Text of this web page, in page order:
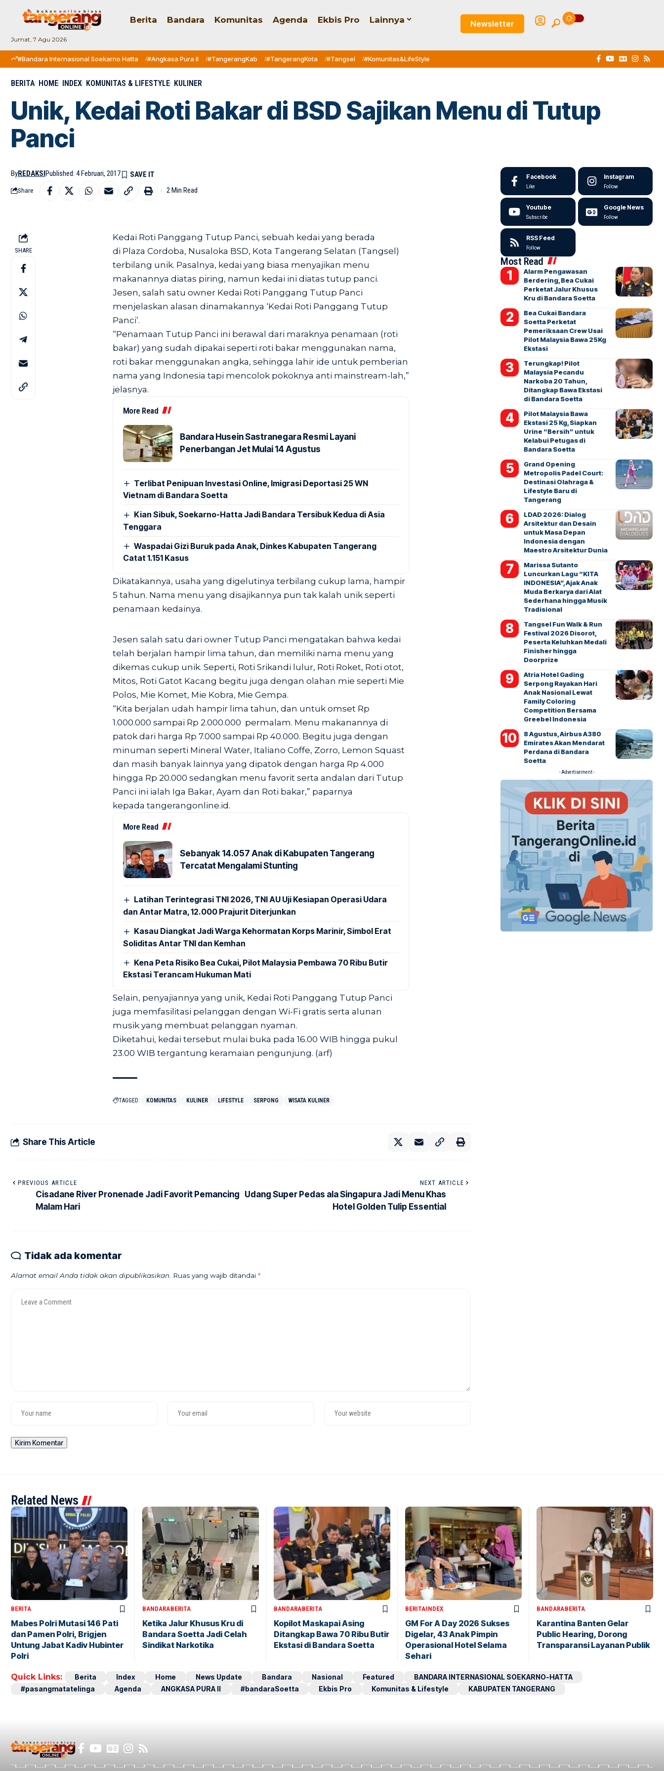
Jumat, 7 Agu 2026
Berita Bandara Komunitas Agenda Ekbis Pro Lainnya Newsletter
#Bandara Internasional Soekarno Hatta #Angkasa Pura II #TangerangKab #TangerangKota #Tangsel #Komunitas&LifeStyle
BERITA HOME INDEX KOMUNITAS & LIFESTYLE KULINER
Unik, Kedai Roti Bakar di BSD Sajikan Menu di Tutup
Panci
ByREDAKSIPublished: 4 Februari, 2017
Share 2 Min Read
SHARE
Kedai Roti Panggang Tutup Panci, sebuah kedai yang berada
di Plaza Cordoba, Nusaloka BSD, Kota Tangerang Selatan (Tangsel)
terbilang unik. Pasalnya, kedai yang biasa menyajikan menu
makanannya diatas piring, namun kedai ini diatas tutup panci.
Jesen, salah satu owner Kedai Roti Panggang Tutup Panci
menjelaskan alasan dinamakannya ‘Kedai Roti Panggang Tutup
Panci’.
“Penamaan Tutup Panci ini berawal dari maraknya penamaan (roti
bakar) yang sudah dipakai seperti roti bakar menggunakan nama,
roti bakar menggunakan angka, sehingga lahir ide untuk pemberian
nama yang Indonesia tapi mencolok pokoknya anti mainstream-lah,”
jelasnya.
More Read
Bandara Husein Sastranegara Resmi Layani
Penerbangan Jet Mulai 14 Agustus
Terlibat Penipuan Investasi Online, Imigrasi Deportasi 25 WN
Vietnam di Bandara Soetta
Kian Sibuk, Soekarno-Hatta Jadi Bandara Tersibuk Kedua di Asia
Tenggara
Waspadai Gizi Buruk pada Anak, Dinkes Kabupaten Tangerang
Catat 1.151 Kasus
Dikatakannya, usaha yang digelutinya terbilang cukup lama, hampir
5 tahun. Nama menu yang disajikannya pun tak kalah unik seperti
penamaan kedainya.
Jesen salah satu dari owner Tutup Panci mengatakan bahwa kedai
telah berjalan hampir lima tahun, dan memiliki nama menu yang
dikemas cukup unik. Seperti, Roti Srikandi lulur, Roti Roket, Roti otot,
Mitos, Roti Gatot Kacang begitu juga dengan olahan mie seperti Mie
Polos, Mie Komet, Mie Kobra, Mie Gempa.
“Kita berjalan udah hampir lima tahun, dan untuk omset Rp
1.000.000 sampai Rp 2.000.000 permalam. Menu makanannya di
patok dari harga Rp 7.000 sampai Rp 40.000. Begitu juga dengan
minuman seperti Mineral Water, Italiano Coffe, Zorro, Lemon Squast
dan masih banyak lainnya yang dipatok dengan harga Rp 4.000
hingga Rp 20.000 sedangkan menu favorit serta andalan dari Tutup
Panci ini ialah Iga Bakar, Ayam dan Roti bakar,” paparnya
kepada tangerangonline.id .
More Read
Sebanyak 14.057 Anak di Kabupaten Tangerang
Tercatat Mengalami Stunting
Latihan Terintegrasi TNI 2026, TNI AU Uji Kesiapan Operasi Udara
dan Antar Matra, 12.000 Prajurit Diterjunkan
Kasau Diangkat Jadi Warga Kehormatan Korps Marinir, Simbol Erat
Soliditas Antar TNI dan Kemhan
Kena Peta Risiko Bea Cukai, Pilot Malaysia Pembawa 70 Ribu Butir
Ekstasi Terancam Hukuman Mati
Selain, penyajiannya yang unik, Kedai Roti Panggang Tutup Panci
juga memfasilitasi pelanggan dengan Wi-Fi gratis serta alunan
musik yang membuat pelanggan nyaman.
Diketahui, kedai tersebut mulai buka pada 16.00 WIB hingga pukul
23.00 WIB tergantung keramaian pengunjung. (arf)
TAGGED: KOMUNITAS KULINER LIFESTYLE SERPONG WISATA KULINER
Share This Article
PREVIOUS ARTICLE
Cisadane River Pronenade Jadi Favorit Pemancing
Malam Hari
NEXT ARTICLE
Udang Super Pedas ala Singapura Jadi Menu Khas
Hotel Golden Tulip Essential
Tidak ada komentar
Alamat email Anda tidak akan dipublikasikan. Ruas yang wajib ditandai *
Facebook
Like
Instagram
Follow
Youtube
Subscribe
Google News
Follow
RSS Feed
Follow
Most Read
Alarm Pengawasan
Berdering, Bea Cukai
Perketat Jalur Khusus
Kru di Bandara Soetta
Bea Cukai Bandara
Soetta Perketat
Pemeriksaan Crew Usai
Pilot Malaysia Bawa 25Kg
Ekstasi
Terungkap! Pilot
Malaysia Pecandu
Narkoba 20 Tahun,
Ditangkap Bawa Ekstasi
di Bandara Soetta
Pilot Malaysia Bawa
Ekstasi 25 Kg, Siapkan
Urine “Bersih” untuk
Kelabui Petugas di
Bandara Soetta
Grand Opening
Metropolis Padel Court:
Destinasi Olahraga &
Lifestyle Baru di
Tangerang
LDAD 2026: Dialog
Arsitektur dan Desain
untuk Masa Depan
Indonesia dengan
Maestro Arsitektur Dunia
Marissa Sutanto
Luncurkan Lagu “KITA
INDONESIA”, Ajak Anak
Muda Berkarya dari Alat
Sederhana hingga Musik
Tradisional
Tangsel Fun Walk & Run
Festival 2026 Disorot,
Peserta Keluhkan Medali
Finisher hingga
Doorprize
Atria Hotel Gading
Serpong Rayakan Hari
Anak Nasional Lewat
Family Coloring
Competition Bersama
Greebel Indonesia
8 Agustus, Airbus A380
Emirates Akan Mendarat
Perdana di Bandara
Soetta
- Advertisement -
Related News
BERITA
Mabes Polri Mutasi 146 Pati
dan Pamen Polri, Brigjen
Untung Jabat Kadiv Hubinter
Polri
BANDARABERITA
Ketika Jalur Khusus Kru di
Bandara Soetta Jadi Celah
Sindikat Narkotika
BANDARABERITA
Kopilot Maskapai Asing
Ditangkap Bawa 70 Ribu Butir
Ekstasi di Bandara Soetta
BERITAINDEX
GM For A Day 2026 Sukses
Digelar, 43 Anak Pimpin
Operasional Hotel Selama
Sehari
BANDARABERITA
Karantina Banten Gelar
Public Hearing, Dorong
Transparansi Layanan Publik
Quick Links: Berita Index Home News Update Bandara Nasional Featured
BANDARA INTERNASIONAL SOEKARNO-HATTA
#pasangmatatelinga
Agenda ANGKASA PURA II #bandaraSoetta Ekbis Pro Komunitas & Lifestyle KABUPATEN TANGERANG